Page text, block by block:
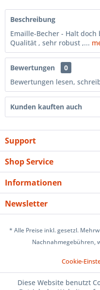
Beschreibung
Emaille-Becher - Halt
Qualität , sehr robust ,...
Bewertungen
0
Bewertungen lesen,
Kunden kauften auch
Support
Shop Service
Informationen
Newsletter
* Alle Preise inkl. gesetzl.
Nachnahmegebühren,
Cookie-
Diese Website benutzt